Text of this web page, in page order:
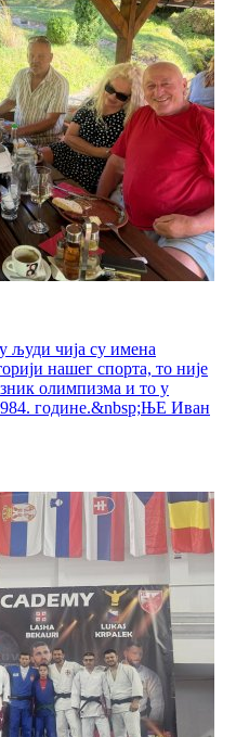
људи чија су имена
нашег спорта, то није
олимпизма и то у
године.&nbsp;ЊЕ Иван